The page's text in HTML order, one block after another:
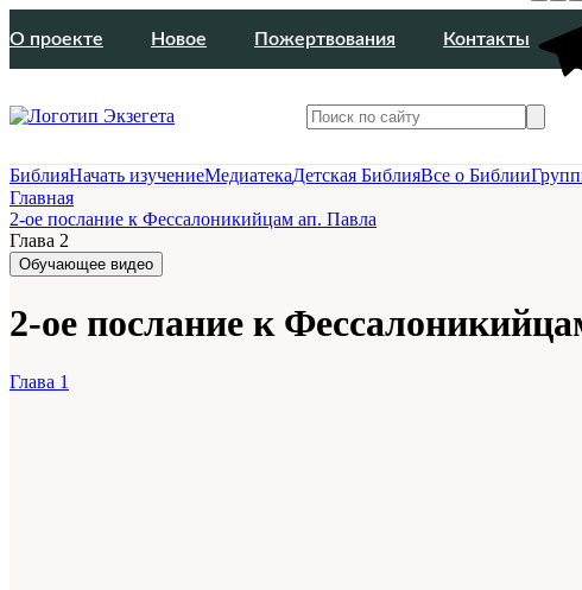
О проекте Новое Пожертвования Контакты
БиблияНачать изучениеМедиатекаДетская БиблияВсе о Библии
Главная
2-ое послание к Фессалоникийцам ап. Павла
Глава 2
Обучающее видео
2-ое послание к
Глава 1